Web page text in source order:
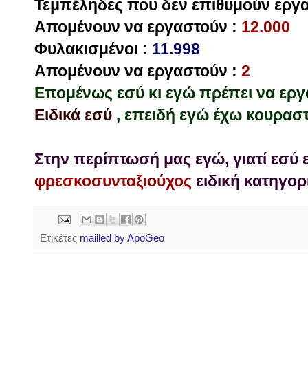
Τεμπέληδες που δεν επιθυμούν
Απομένουν να εργαστούν : 12.000
Φυλακισμένοι : 11.998
Απομένουν να εργαστούν : 2
Επομένως εσύ κι εγώ πρέπει να
Ειδικά εσύ , επειδή εγώ έχω
Στην περίπτωσή μας εγώ, γιατί εσύ
φρεσκοσυνταξιούχος ειδική
Ετικέτες mailled by ApoGeo